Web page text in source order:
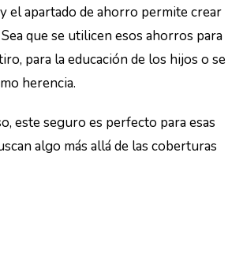
el apartado de ahorro permite crear
que se utilicen esos ahorros para
para la educación de los hijos o se
herencia.
este seguro es perfecto para esas
algo más allá de las coberturas